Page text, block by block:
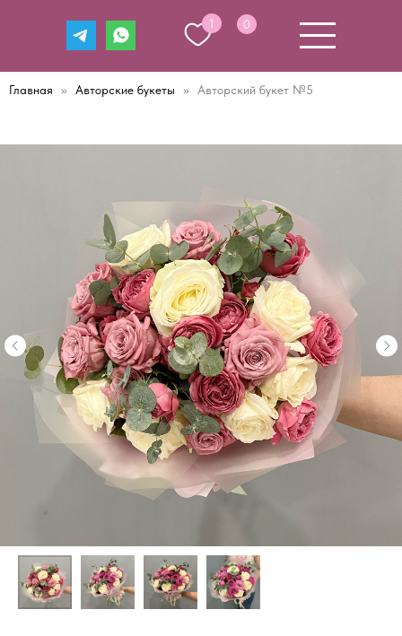
1 0
Главная Авторские букеты Авторский букет №5